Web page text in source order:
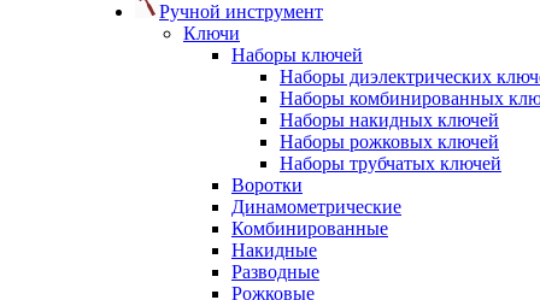
Ручной инструмент
Ключи
Наборы ключей
Наборы диэлектрических
Наборы комбинированных
Наборы накидных ключей
Наборы рожковых ключей
Наборы трубчатых ключей
Воротки
Динамометрические
Комбинированные
Накидные
Разводные
Рожковые